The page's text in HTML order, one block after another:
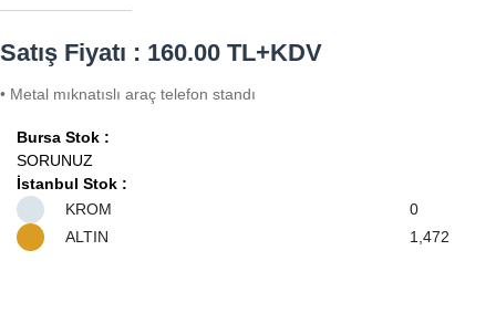
Satış Fiyatı : 160.00 TL+KDV
• Metal mıknatıslı araç telefon standı
Bursa Stok :
SORUNUZ
İstanbul Stok :
KROM
0
ALTIN
1,472